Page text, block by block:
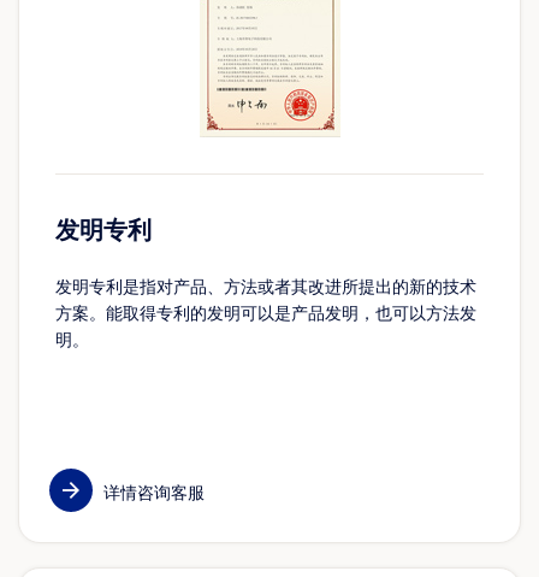
发明专利
发明专利是指对产品、方法或者其改进所提出的新的技术
方案。能取得专利的发明可以是产品发明，也可以方法发
明。
详情咨询客服